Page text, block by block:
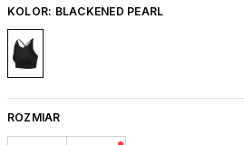
KOLOR: BLACKENED PEARL
ROZMIAR